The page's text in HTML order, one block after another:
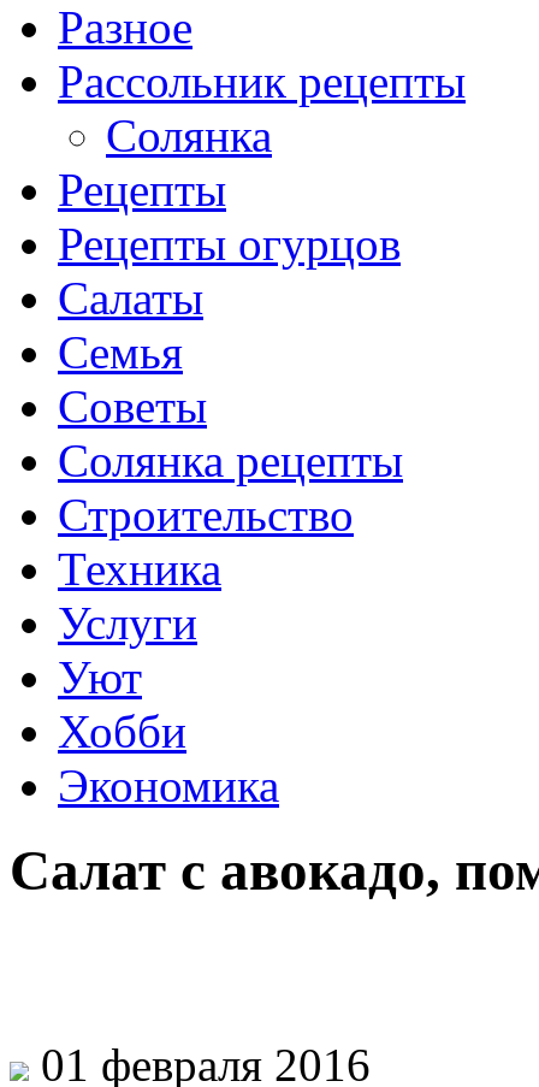
Разное
Рассольник рецепты
Солянка
Рецепты
Рецепты огурцов
Салаты
Семья
Советы
Солянка рецепты
Строительство
Техника
Услуги
Уют
Хобби
Экономика
Салат с авокадо,
01 февраля 2016